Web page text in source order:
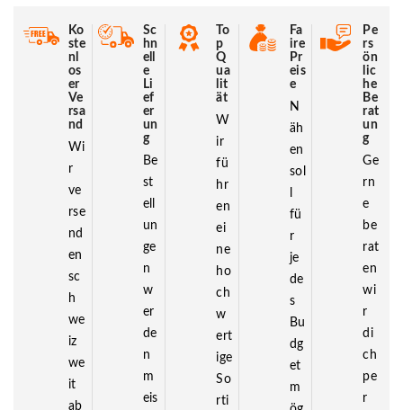
Ko
ste
nl
os
er
Ve
rsa
nd
Wi
r
ve
rse
nd
en
sc
h
we
iz
we
it
ab
Sc
hn
ell
e
Li
ef
er
un
g
Be
st
ell
un
ge
n
w
er
de
n
m
eis
To
p
Q
ua
lit
ät
W
ir
fü
hr
en
ei
ne
ho
ch
w
ert
ige
So
rti
Fa
ire
Pr
eis
e
N
äh
en
sol
fü
r
je
de
s
Bu
dg
et
m
Pe
rs
ön
lic
he
Be
rat
un
g
Ge
rn
e
be
rat
en
wi
r
di
ch
pe
r